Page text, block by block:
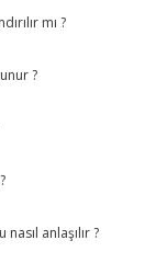
mı ?
?
anlaşılır ?